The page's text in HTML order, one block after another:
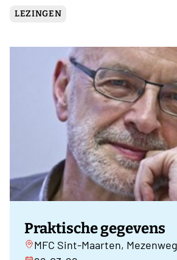
LEZINGEN
Praktische gegevens
MFC Sint-Maarten,